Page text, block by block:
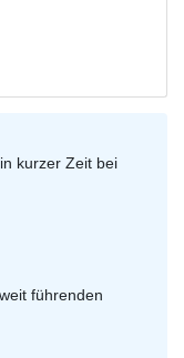
kurzer Zeit bei
führenden